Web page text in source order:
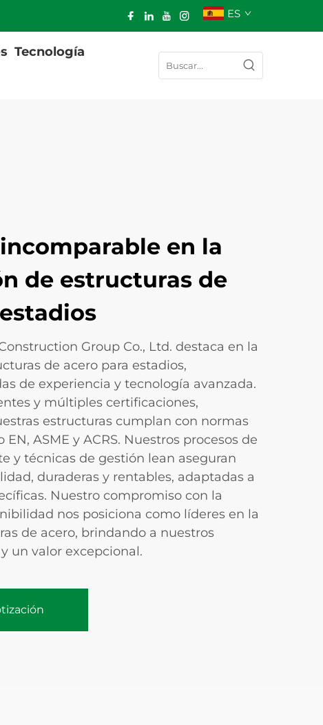
ES
Tecnología
en la
de estructuras de
Group Co., Ltd. destaca en la
de acero para estadios,
de experiencia y tecnología avanzada.
y múltiples certificaciones,
estructuras cumplan con normas
ASME y ACRS. Nuestros procesos de
y técnicas de gestión lean aseguran
duraderas y rentables, adaptadas a
Nuestro compromiso con la
nos posiciona como líderes en la
de acero, brindando a nuestros
un valor excepcional.